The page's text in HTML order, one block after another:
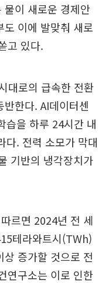
이 새로운 경제안
이에 발맞춰 새로
고 있다.
대로의 급속한 전환
한다. AI데이터센
습을 하루 24시간 내
다. 전력 소모가 막대
기반의 냉각장치가
르면 2024년 전 세
테라와트시(TWh)
증가할 것으로 전
연구소는 이로 인한